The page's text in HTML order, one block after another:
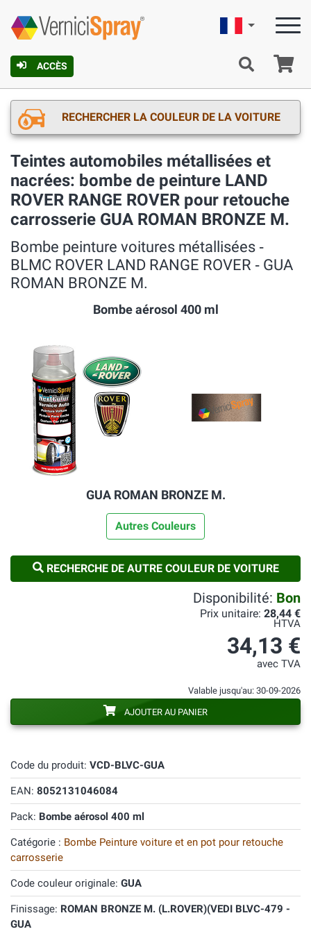
ACCÈS
Française
RECHERCHER LA COULEUR DE LA VOITURE
Teintes automobiles métallisées et
nacrées: bombe de peinture LAND
ROVER RANGE ROVER pour retouche
carrosserie GUA ROMAN BRONZE M.
Bombe peinture voitures métallisées ‐
BLMC ROVER LAND RANGE ROVER ‐ GUA
ROMAN BRONZE M.
Bombe aérosol 400 ml
GUA ROMAN BRONZE M.
Autres Couleurs
RECHERCHE DE AUTRE COULEUR DE VOITURE
Code du produit: VCD-BLVC-GUA
EAN: 8052131046084
Pack: Bombe aérosol 400 ml
Catégorie : Bombe Peinture voiture et en pot pour retouche
carrosserie
Code couleur originale: GUA
Finissage: ROMAN BRONZE M. (L.ROVER)(VEDI BLVC-479 -
GUA
Disponibilité: Bon
Prix unitaire: 28,44 €
HTVA
34,13 €
avec TVA
Valable jusqu'au: 30-09-2026
AJOUTER AU PANIER